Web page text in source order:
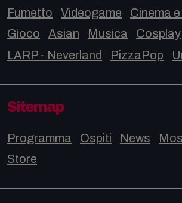
Fumetto Videogame
Cinema
Gioco
Asian Musica Cosplay
LARP - Neverland
PizzaPop
Sitemap
Programma Ospiti News
Store